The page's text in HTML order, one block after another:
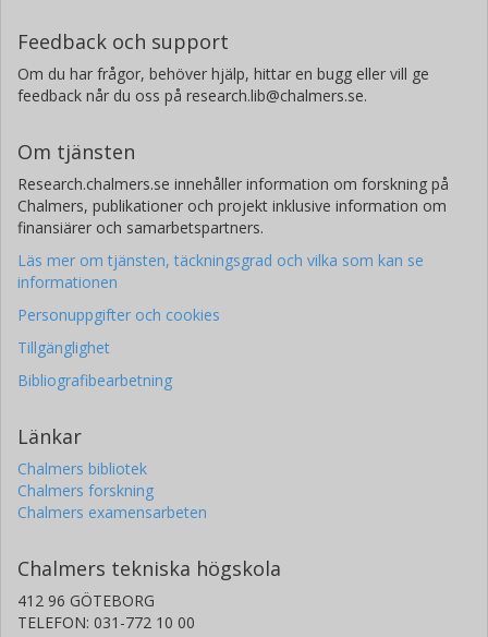
Feedback och support
Om du har frågor, behöver hjälp, hittar en bugg eller vill ge
feedback når du oss på research.lib@chalmers.se.
Om tjänsten
Research.chalmers.se innehåller information om forskning på
Chalmers, publikationer och projekt inklusive information om
finansiärer och samarbetspartners.
Läs mer om tjänsten, täckningsgrad och vilka som kan se
informationen
Personuppgifter och cookies
Tillgänglighet
Bibliografibearbetning
Länkar
Chalmers bibliotek
Chalmers forskning
Chalmers examensarbeten
Chalmers tekniska högskola
412 96 GÖTEBORG
TELEFON: 031-772 10 00